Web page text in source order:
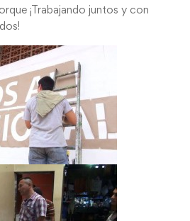
¡Trabajando juntos y con